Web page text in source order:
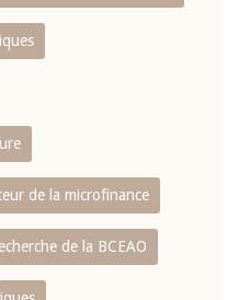
de la microfinance
de la BCEAO